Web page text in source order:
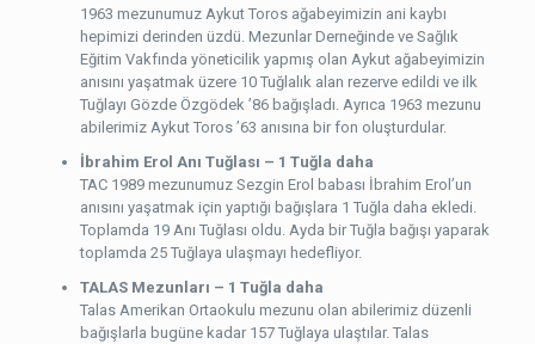
1963 mezunumuz Aykut Toros ağabeyimizin ani kaybı
hepimizi derinden üzdü. Mezunlar Derneğinde ve Sağlık
Eğitim Vakfında yöneticilik yapmış olan Aykut ağabeyimizin
anısını yaşatmak üzere 10 Tuğlalık alan rezerve edildi ve ilk
Tuğlayı Gözde Özgödek ’86 bağışladı. Ayrıca 1963 mezunu
abilerimiz Aykut Toros ’63 anısına bir fon oluşturdular.
İbrahim Erol Anı Tuğlası – 1 Tuğla daha
TAC 1989 mezunumuz Sezgin Erol babası İbrahim Erol’un
anısını yaşatmak için yaptığı bağışlara 1 Tuğla daha ekledi.
Toplamda 19 Anı Tuğlası oldu. Ayda bir Tuğla bağışı yaparak
toplamda 25 Tuğlaya ulaşmayı hedefliyor.
TALAS Mezunları – 1 Tuğla daha
Talas Amerikan Ortaokulu mezunu olan abilerimiz düzenli
bağışlarla bugüne kadar 157 Tuğlaya ulaştılar. Talas